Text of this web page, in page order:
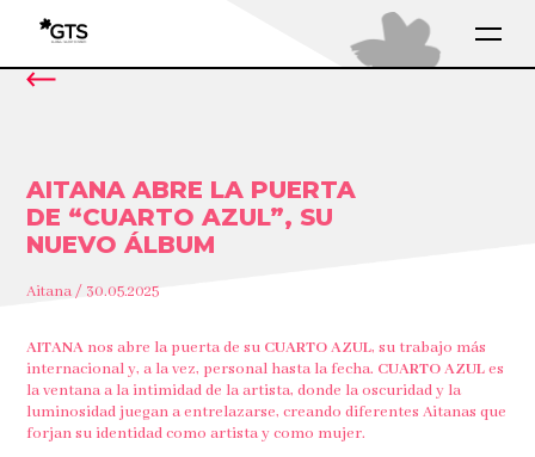
AITANA ABRE LA PUERTA
DE “CUARTO AZUL”, SU
NUEVO ÁLBUM
Aitana / 30.05.2025
AITANA nos abre la puerta de su CUARTO AZUL, su trabajo más
internacional y, a la vez, personal hasta la fecha. CUARTO AZULes
la ventana a la intimidad de la artista, donde la oscuridad y la
luminosidad juegan a entrelazarse, creando diferentes Aitanas que
forjan su identidad como artista y como mujer.